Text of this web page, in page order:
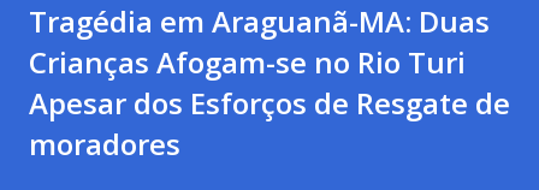
Tragédia em Araguanã-MA: Duas
Crianças Afogam-se no Rio Turi
Apesar dos Esforços de Resgate de
moradores